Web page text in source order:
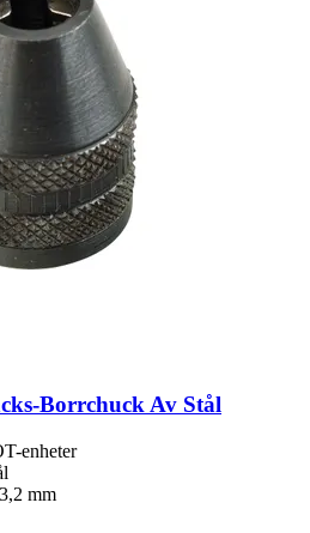
​Borrchuck Av Stål
enheter
mm